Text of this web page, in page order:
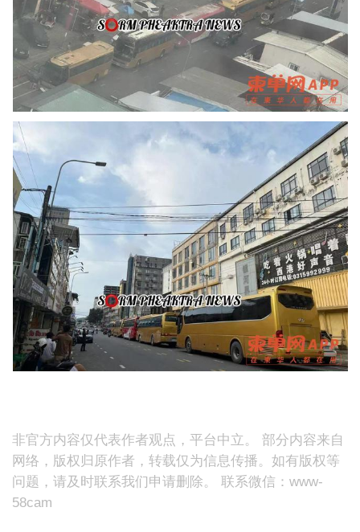
非官方内容仅代表作者观点，平台中立。 部分内容来自
网络，版权归原作者，转载仅为信息传播。如有版权等
问题，请及时联系我们申请删除。 联系微信：www-
58cam